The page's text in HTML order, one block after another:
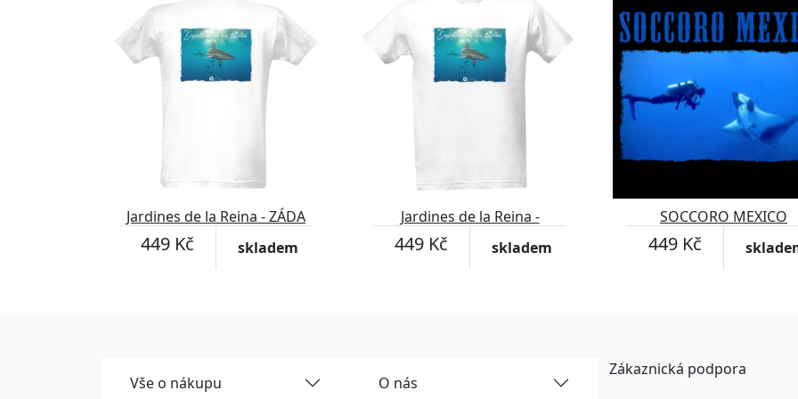
Jardines de la Reina - ZÁDA
449 Kč skladem
Jardines de la Reina -
PŘEDEK
449 Kč skladem
SOCCORO MEXICO
449 Kč
Vše o nákupu O nás
Zákaznická podpora